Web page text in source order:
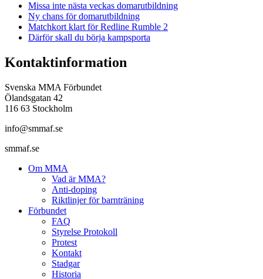
Missa inte nästa veckas domarutbildning
Ny chans för domarutbildning
Matchkort klart för Redline Rumble 2
Därför skall du börja kampsporta
Kontaktinformation
Svenska MMA Förbundet
Ölandsgatan 42
116 63 Stockholm
info@smmaf.se
smmaf.se
Om MMA
Vad är MMA?
Anti-doping
Riktlinjer för barnträning
Förbundet
FAQ
Styrelse Protokoll
Protest
Kontakt
Stadgar
Historia